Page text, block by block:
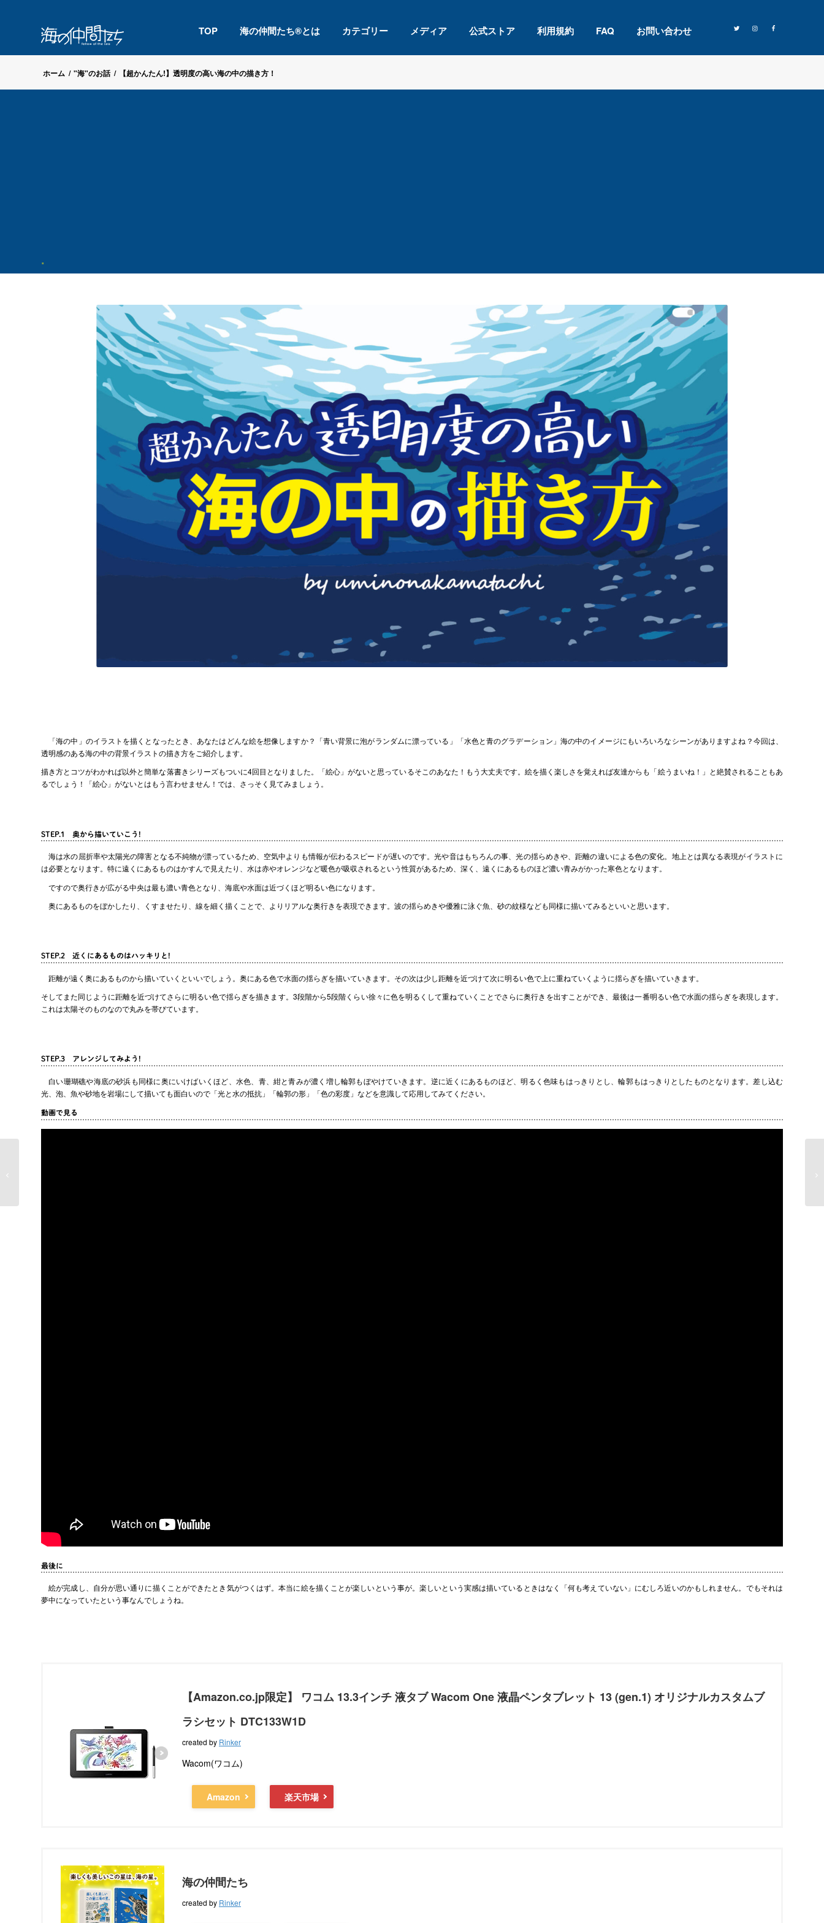
TOP 海の仲間たち®とは カテゴリー メディア 公式ストア 利用規約 FAQ お問い合わせ
ホーム / "海"のお話 / 【超かんたん!】透明度の高い海の中の描き方！
「海の中」のイラストを描くとなったとき、あなたはどんな絵を想像しますか？「青い背景に泡がランダムに漂っている」「水色と青のグラデーション」海の中のイメージにもいろいろなシーンがありますよね？今回は、
透明感のある海の中の背景イラストの描き方をご紹介します。
描き方とコツがわかれば以外と簡単な落書きシリーズもついに4回目となりました。「絵心」がないと思っているそこのあなた！もう大丈夫です。絵を描く楽しさを覚えれば友達からも「絵うまいね！」と絶賛されることもあ
るでしょう！「絵心」がないとはもう言わせません！では、さっそく見てみましょう。
STEP.1 奥から描いていこう!
海は水の屈折率や太陽光の障害となる不純物が漂っているため、空気中よりも情報が伝わるスピードが遅いのです。光や音はもちろんの事、光の揺らめきや、距離の違いによる色の変化。地上とは異なる表現がイラストに
は必要となります。特に遠くにあるものはかすんで見えたり、水は赤やオレンジなど暖色が吸収されるという性質があるため、深く、遠くにあるものほど濃い青みがかった寒色となります。
ですので奥行きが広がる中央は最も濃い青色となり、海底や水面は近づくほど明るい色になります。
奥にあるものをぼかしたり、くすませたり、線を細く描くことで、よりリアルな奥行きを表現できます。波の揺らめきや優雅に泳ぐ魚、砂の紋様なども同様に描いてみるといいと思います。
STEP.2 近くにあるものはハッキリと!
距離が遠く奥にあるものから描いていくといいでしょう。奥にある色で水面の揺らぎを描いていきます。その次は少し距離を近づけて次に明るい色で上に重ねていくように揺らぎを描いていきます。
そしてまた同じように距離を近づけてさらに明るい色で揺らぎを描きます。3段階から5段階くらい徐々に色を明るくして重ねていくことでさらに奥行きを出すことができ、最後は一番明るい色で水面の揺らぎを表現します。
これは太陽そのものなので丸みを帯びています。
STEP.3 アレンジしてみよう!
白い珊瑚礁や海底の砂浜も同様に奥にいけばいくほど、水色、青、紺と青みが濃く増し輪郭もぼやけていきます。逆に近くにあるものほど、明るく色味もはっきりとし、輪郭もはっきりとしたものとなります。差し込む
光、泡、魚や砂地を岩場にして描いても面白いので「光と水の抵抗」「輪郭の形」「色の彩度」などを意識して応用してみてください。
動画で見る
最後に
絵が完成し、自分が思い通りに描くことができたとき気がつくはず。本当に絵を描くことが楽しいという事が。楽しいという実感は描いているときはなく「何も考えていない」にむしろ近いのかもしれません。でもそれは
夢中になっていたという事なんでしょうね。
【Amazon.co.jp限定】 ワコム 13.3インチ 液タブ Wacom One 液晶ペンタブレット 13 (gen.1) オリジナルカスタムブ
ラシセット DTC133W1D
created by Rinker
Wacom(ワコム)
Amazon 楽天市場
海の仲間たち
created by Rinker